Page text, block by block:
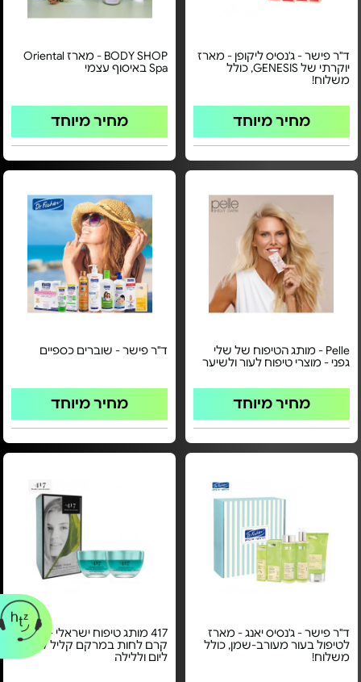
ד"ר פישר - ג'נסיס ליקופן - מארז
יוקרתי של GENESIS, כולל
משלוח!
מחיר מיוחד
BODY SHOP - מארז Oriental
Spa באיסוף עצמי
מחיר מיוחד
Pelle - מותג הטיפוח של שלי
גפני - מוצרי טיפוח לעור ולשיער
מחיר מיוחד
ד"ר פישר - שוברים כספיים
מחיר מיוחד
ד"ר פישר - ג'נסיס יאנג - מארז
לטיפול בעור מעורב-שמן, כולל
משלוח!
417 מותג טיפוח ישראלי - מארז
קרם לחות במרקם קליל לפנים
ליום וללילה